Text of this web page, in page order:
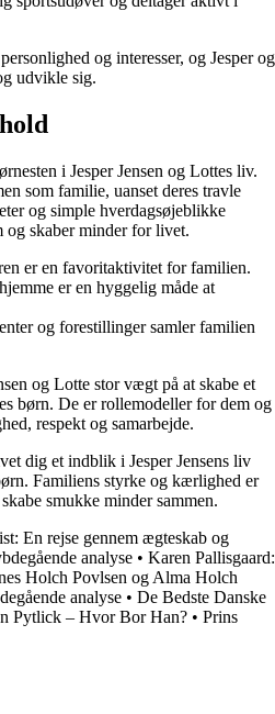
og interesser, og Jesper og
udvikle sig.
i Jesper Jensen og Lottes liv.
som familie, uanset deres travle
og simple hverdagsøjeblikke
og skaber minder for livet.
er en favoritaktivitet for familien.
er en hyggelig måde at
og forestillinger samler familien
og Lotte stor vægt på at skabe et
børn. De er rollemodeller for dem og
respekt og samarbejde.
dig et indblik i Jesper Jensens liv
Familiens styrke og kærlighed er
smukke minder sammen.
En rejse gennem ægteskab og
analyse • Karen Pallisgaard:
Holch Povlsen og Alma Holch
analyse • De Bedste Danske
Pytlick – Hvor Bor Han? • Prins